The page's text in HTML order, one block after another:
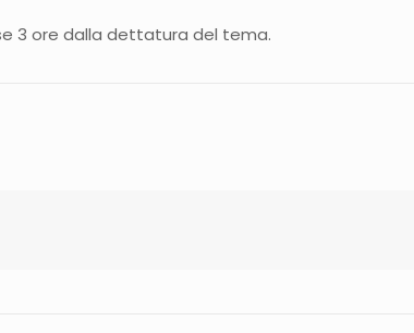
3 ore dalla dettatura del tema.